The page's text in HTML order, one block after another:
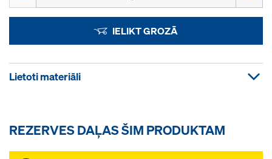
IELIKT GROZĀ
Lietoti materiāli
REZERVES DAĻAS ŠIM PRODUKTAM